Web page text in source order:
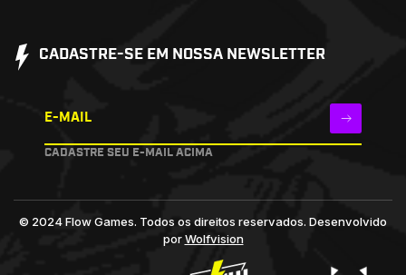
CADASTRE-SE EM NOSSA NEWSLETTER
E-MAIL
CADASTRE SEU E-MAIL ACIMA
© 2024 Flow Games. Todos os direitos reservados. Desenvolvido
porWolfvision